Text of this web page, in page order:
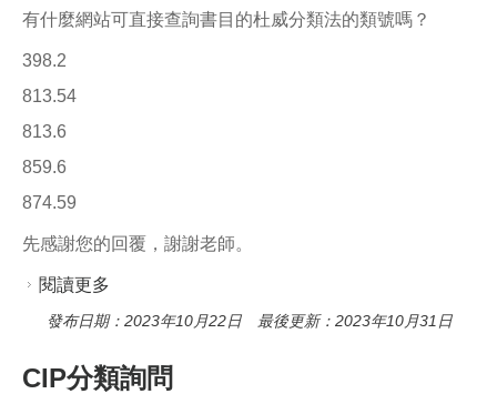
有什麼網站可直接查詢書目的杜威分類法的類號嗎？
398.2
813.54
813.6
859.6
874.59
先感謝您的回覆，謝謝老師。
閱讀更多
發布日期：2023年10月22日 最後更新：2023年10月31日
CIP分類詢問